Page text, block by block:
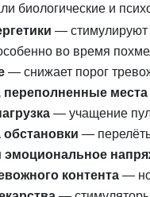
биологические и
— стимулируют
во время
— снижает порог
переполненные места
— учащение
обстановки —
контента —